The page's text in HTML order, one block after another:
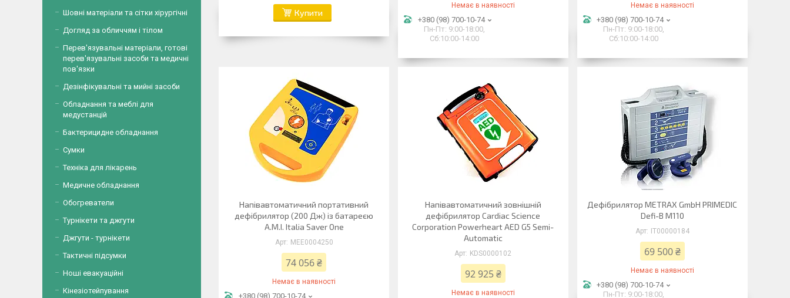
Купити
Немає в наявності
+380 (98) 700-10-74
Пн-Пт: 9:00-18:00,
Сб:10:00-14:00
Немає в наявності
+380 (98) 700-10-74
Пн-Пт: 9:00-18:00,
Сб:10:00-14:00
Напівавтоматичний портативний
дефібрилятор (200 Дж) із батареєю
A.M.I. Italia Saver One
MEE0004250
74 056 ₴
Немає в наявності
+380 (98) 700-10-74
Напівавтоматичний зовнішній
дефібрилятор Cardiac Science
Corporation Powerheart AED G5 Semi-
Automatic
KDS0000102
92 925 ₴
Немає в наявності
Дефібрилятор METRAX GmbH PRIMEDIC
Defi-B М110
IT00000184
69 500 ₴
Немає в наявності
+380 (98) 700-10-74
Пн-Пт: 9:00-18:00,
Шовні матеріали та сітки хірургічні
Догляд за обличчям і тілом
Перев'язувальні матеріали, готові
перев'язувальні засоби та медичні
пов'язки
Дезінфікувальні та мийні засоби
Обладнання та меблі для
медустанцій
Бактерицидне обладнання
Сумки
Техніка для лікарень
Медичне обладнання
Обогреватели
Турнікети та джгути
Джгути - турнікети
Тактичні підсумки
Ноші евакуаційні
Кінезіотейпування